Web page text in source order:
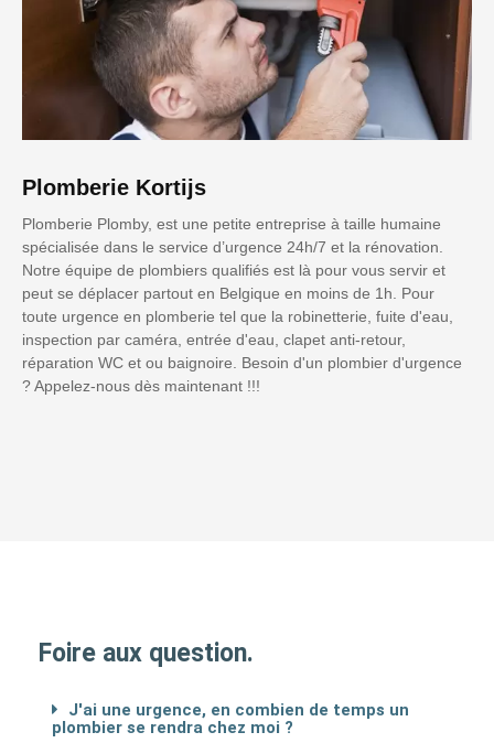
Plomberie Kortijs
Plomberie Plomby, est une petite entreprise à taille humaine
spécialisée dans le service d’urgence 24h/7 et la rénovation.
Notre équipe de plombiers qualifiés est là pour vous servir et
peut se déplacer partout en Belgique en moins de 1h. Pour
toute urgence en plomberie tel que la robinetterie, fuite d'eau,
inspection par caméra, entrée d'eau, clapet anti-retour,
réparation WC et ou baignoire. Besoin d'un plombier d'urgence
? Appelez-nous dès maintenant !!!
Foire aux question.
J'ai une urgence, en combien de temps un
plombier se rendra chez moi ?